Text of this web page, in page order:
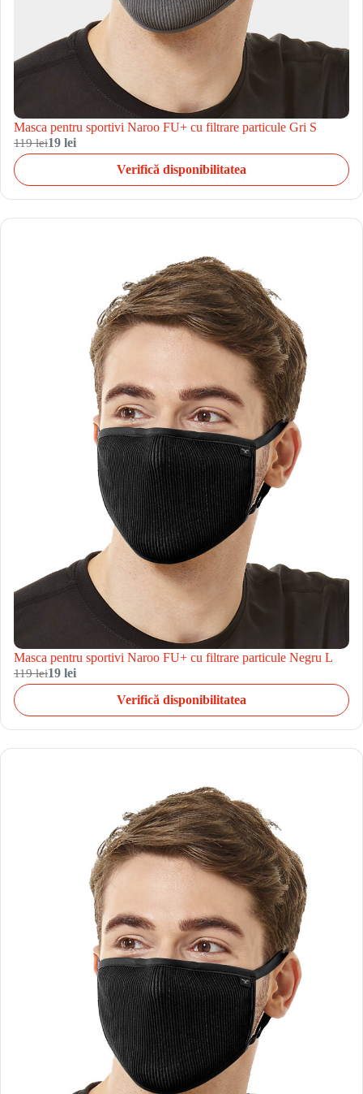
Masca pentru sportivi Naroo FU+ cu filtrare particule Gri S
119 lei19 lei
Verifică disponibilitatea
Masca pentru sportivi Naroo FU+ cu filtrare particule Negru L
119 lei19 lei
Verifică disponibilitatea